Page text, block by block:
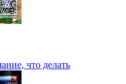
что делать